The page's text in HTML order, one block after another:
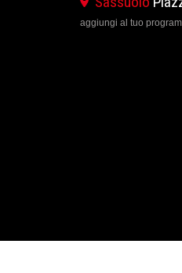
aggiungi al tuo programma